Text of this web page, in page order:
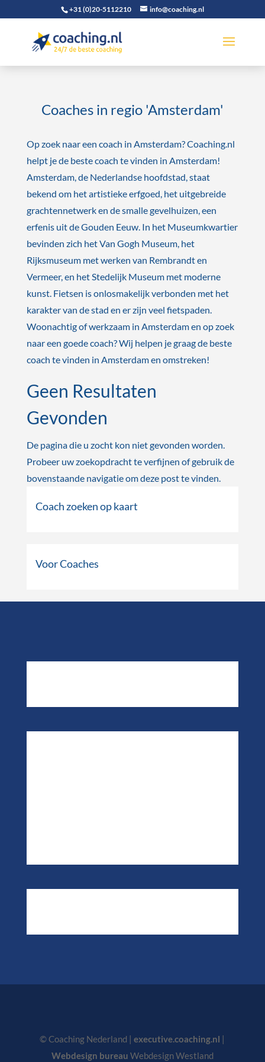
+31 (0)20-5112210 info@coaching.nl
Coaches in regio 'Amsterdam'
Op zoek naar een coach in Amsterdam? Coaching.nl
helpt je de beste coach te vinden in Amsterdam!
Amsterdam, de Nederlandse hoofdstad, staat
bekend om het artistieke erfgoed, het uitgebreide
grachtennetwerk en de smalle gevelhuizen, een
erfenis uit de Gouden Eeuw. In het Museumkwartier
bevinden zich het Van Gogh Museum, het
Rijksmuseum met werken van Rembrandt en
Vermeer, en het Stedelijk Museum met moderne
kunst. Fietsen is onlosmakelijk verbonden met het
karakter van de stad en er zijn veel fietspaden.
Woonachtig of werkzaam in Amsterdam en op zoek
naar een goede coach? Wij helpen je graag de beste
coach te vinden in Amsterdam en omstreken!
Geen Resultaten
Gevonden
De pagina die u zocht kon niet gevonden worden.
Probeer uw zoekopdracht te verfijnen of gebruik de
bovenstaande navigatie om deze post te vinden.
Coach zoeken op kaart
Voor Coaches
© Coaching Nederland |executive.coaching.nl |
Webdesign bureau Webdesign Westland